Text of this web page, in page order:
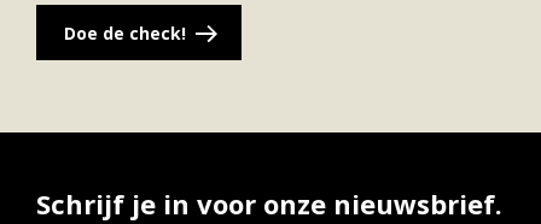
Doe de check!
Schrijf je in voor onze nieuwsbrief.